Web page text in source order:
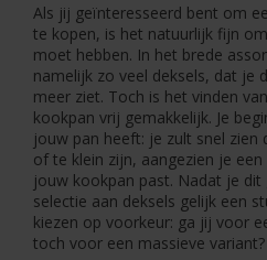
Als jij geïnteresseerd bent om
te kopen, is het natuurlijk fijn
moet hebben. In het brede
namelijk zo veel deksels, dat je
meer ziet. Toch is het vinden
kookpan vrij gemakkelijk. Je
jouw pan heeft: je zult snel
of te klein zijn, aangezien je
jouw kookpan past. Nadat je dit
selectie aan deksels gelijk een
kiezen op voorkeur: ga jij voor
toch voor een massieve variant?